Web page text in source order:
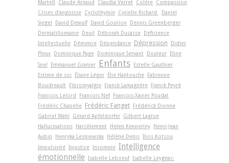
Martell
Claude Arnaud Claudia Verret Colère Compassion
Crises d'angoisse Cyclothymie Cyrielle Richard
Daniel
Siegel
David Dewulf David Gourion
Dennis Greenberger
Dermatillomanie Deuil Déborah Ducasse Déficience
Intellectuelle Démence Dépendance Dépression
Didier
Pleux Dominique Page Dominique Servant Douleur Eline
Snel
Emmanuel Granier Enfants Estelle Gauthier
Estime de soi
Éliane Léger Élie Hantouche Fabienne
Boudreault Fibromyalgie Franck Lamagnère Franck Peyré
François Lelord
François Nef François-Xavier Poudat
Frédéric Chapelle Frédéric Fanget Frédérick Dionne
Gabriel Wahl
Gérard Apfeldorfer Gilbert Lagrue
Hallucinations Harcèlement Helen Kennerley Henri-Jean
Aubin
Henryka Lesniewska Hélène Denis Ilios Kotsou
Impulsivité Injustice Insomnie Intelligence
émotionnelle Isabelle Leboeuf Isabelle Leygnac-